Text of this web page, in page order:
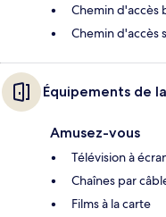
Chemin d'accès
Chemin d'accès
Équipements de
Amusez-vous
Télévision à
Chaînes par
Films à la carte